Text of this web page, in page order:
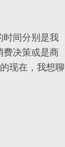
时间分别是我
费决策或是商
现在，我想聊